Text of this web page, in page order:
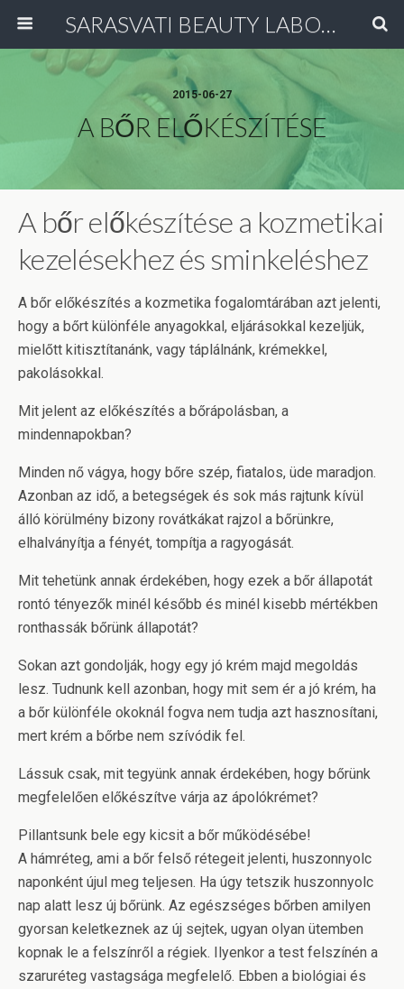
SARASVATI BEAUTY LABORATORY
2015-06-27
A BŐR ELŐKÉSZÍTÉSE
A bőr előkészítése a kozmetikai
kezelésekhez és sminkeléshez
A bőr előkészítés a kozmetika fogalomtárában azt jelenti,
hogy a bőrt különféle anyagokkal, eljárásokkal kezeljük,
mielőtt kitisztítanánk, vagy táplálnánk, krémekkel,
pakolásokkal.
Mit jelent az előkészítés a bőrápolásban, a
mindennapokban?
Minden nő vágya, hogy bőre szép, fiatalos, üde maradjon.
Azonban az idő, a betegségek és sok más rajtunk kívül
álló körülmény bizony rovátkákat rajzol a bőrünkre,
elhalványítja a fényét, tompítja a ragyogását.
Mit tehetünk annak érdekében, hogy ezek a bőr állapotát
rontó tényezők minél később és minél kisebb mértékben
ronthassák bőrünk állapotát?
Sokan azt gondolják, hogy egy jó krém majd megoldás
lesz. Tudnunk kell azonban, hogy mit sem ér a jó krém, ha
a bőr különféle okoknál fogva nem tudja azt hasznosítani,
mert krém a bőrbe nem szívódik fel.
Lássuk csak, mit tegyünk annak érdekében, hogy bőrünk
megfelelően előkészítve várja az ápolókrémet?
Pillantsunk bele egy kicsit a bőr működésébe!
A hámréteg, ami a bőr felső rétegeit jelenti, huszonnyolc
naponként újul meg teljesen. Ha úgy tetszik huszonnyolc
nap alatt lesz új bőrünk. Az egészséges bőrben amilyen
gyorsan keletkeznek az új sejtek, ugyan olyan ütemben
kopnak le a felszínről a régiek. Ilyenkor a test felszínén a
szaruréteg vastagsága megfelelő. Ebben a biológiai és